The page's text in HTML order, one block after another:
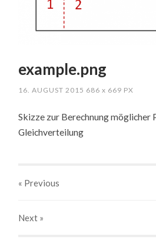
example.png
16. AUGUST 2015 686x 669 PX
Skizze zur Berechnung möglicher
Gleichverteilung
« Previous
Next »